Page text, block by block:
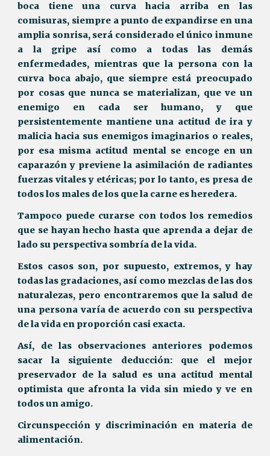
boca tiene una curva hacia arriba en las
comisuras, siempre a punto de expandirse en una
amplia sonrisa, será considerado el único inmune
a la gripe así como a todas las demás
enfermedades, mientras que la persona con la
curva boca abajo, que siempre está preocupado
por cosas que nunca se materializan, que ve un
enemigo en cada ser humano, y que
persistentemente mantiene una actitud de ira y
malicia hacia sus enemigos imaginarios o reales,
por esa misma actitud mental se encoge en un
caparazón y previene la asimilación de radiantes
fuerzas vitales y etéricas; por lo tanto, es presa de
todos los males de los que la carne es heredera.
Tampoco puede curarse con todos los remedios
que se hayan hecho hasta que aprenda a dejar de
lado su perspectiva sombría de la vida.
Estos casos son, por supuesto, extremos, y hay
todas las gradaciones, así como mezclas de las dos
naturalezas, pero encontraremos que la salud de
una persona varía de acuerdo con su perspectiva
de la vida en proporción casi exacta.
Así, de las observaciones anteriores podemos
sacar la siguiente deducción: que el mejor
preservador de la salud es una actitud mental
optimista que afronta la vida sin miedo y ve en
todos un amigo.
Circunspección y discriminación en materia de
alimentación.